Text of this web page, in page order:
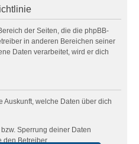
der Seiten, die die phpBB-
in anderen Bereichen seiner
Daten verarbeitet, wird er dich
Auskunft, welche Daten über dich
Sperrung deiner Daten
den Betreiber.